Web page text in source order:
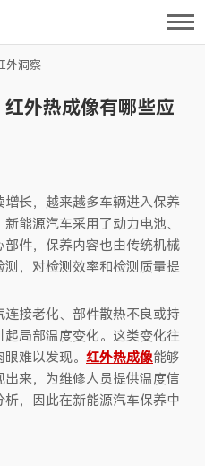
外洞察
外热成像有哪些应
长，越来越多车辆进入保养
能源汽车采用了动力电池、
件，保养内容也由传统机械
，对检测效率和检测质量提
接老化、部件散热不良或持
局部温度变化。这类变化往
难以发现。 红外热成像能够
来，为维修人员提供温度信
，因此在新能源汽车保养中